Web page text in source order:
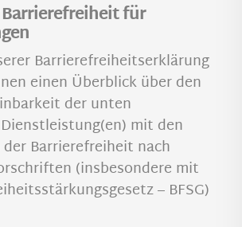
für
Barrierefreiheitserklärung
einen Überblick über den
der unten
mit den
Barrierefreiheit nach
(insbesondere mit
– BFSG)